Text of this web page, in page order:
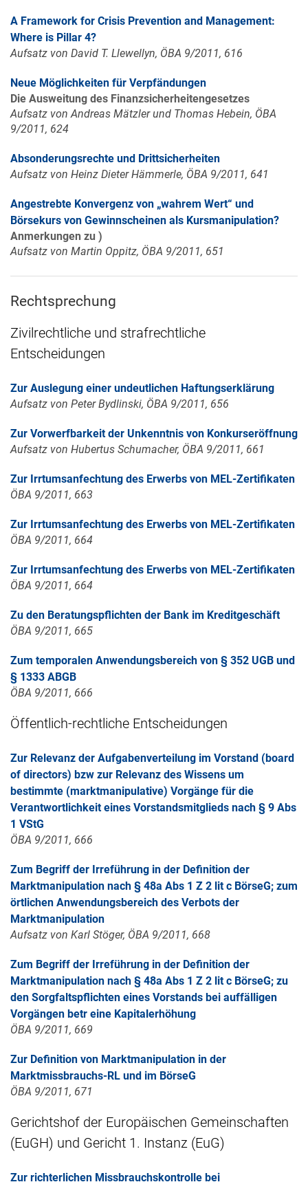
A Framework for Crisis Prevention and Management:
Where is Pillar 4?
Aufsatz von David T. Llewellyn, ÖBA 9/2011, 616
Neue Möglichkeiten für Verpfändungen
Die Ausweitung des Finanzsicherheitengesetzes
Aufsatz von Andreas Mätzler und Thomas Hebein, ÖBA
9/2011, 624
Absonderungsrechte und Drittsicherheiten
Aufsatz von Heinz Dieter Hämmerle, ÖBA 9/2011, 641
Angestrebte Konvergenz von „wahrem Wert“ und
Börsekurs von Gewinnscheinen als Kursmanipulation?
Anmerkungen zu )
Aufsatz von Martin Oppitz, ÖBA 9/2011, 651
Rechtsprechung
Zivilrechtliche und strafrechtliche
Entscheidungen
Zur Auslegung einer undeutlichen Haftungserklärung
Aufsatz von Peter Bydlinski, ÖBA 9/2011, 656
Zur Vorwerfbarkeit der Unkenntnis von Konkurseröffnung
Aufsatz von Hubertus Schumacher, ÖBA 9/2011, 661
Zur Irrtumsanfechtung des Erwerbs von MEL-Zertifikaten
ÖBA 9/2011, 663
Zur Irrtumsanfechtung des Erwerbs von MEL-Zertifikaten
ÖBA 9/2011, 664
Zur Irrtumsanfechtung des Erwerbs von MEL-Zertifikaten
ÖBA 9/2011, 664
Zu den Beratungspflichten der Bank im Kreditgeschäft
ÖBA 9/2011, 665
Zum temporalen Anwendungsbereich von § 352 UGB und
§ 1333 ABGB
ÖBA 9/2011, 666
Öffentlich-rechtliche Entscheidungen
Zur Relevanz der Aufgabenverteilung im Vorstand (board
of directors) bzw zur Relevanz des Wissens um
bestimmte (marktmanipulative) Vorgänge für die
Verantwortlichkeit eines Vorstandsmitglieds nach § 9 Abs
1 VStG
ÖBA 9/2011, 666
Zum Begriff der Irreführung in der Definition der
Marktmanipulation nach § 48a Abs 1 Z 2 lit c BörseG; zum
örtlichen Anwendungsbereich des Verbots der
Marktmanipulation
Aufsatz von Karl Stöger, ÖBA 9/2011, 668
Zum Begriff der Irreführung in der Definition der
Marktmanipulation nach § 48a Abs 1 Z 2 lit c BörseG; zu
den Sorgfaltspflichten eines Vorstands bei auffälligen
Vorgängen betr eine Kapitalerhöhung
ÖBA 9/2011, 669
Zur Definition von Marktmanipulation in der
Marktmissbrauchs-RL und im BörseG
ÖBA 9/2011, 671
Gerichtshof der Europäischen Gemeinschaften
(EuGH) und Gericht 1. Instanz (EuG)
Zur richterlichen Missbrauchskontrolle bei